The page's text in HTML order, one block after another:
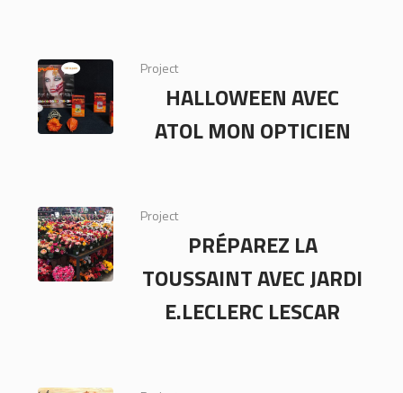
Project
HALLOWEEN AVEC
ATOL MON OPTICIEN
Project
PRÉPAREZ LA
TOUSSAINT AVEC JARDI
E.LECLERC LESCAR